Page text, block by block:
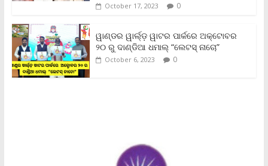
October 17, 2023 0
ୱାଣ୍ଡର ୱାର୍ଲ୍‌ଡ଼ ୱାଟର ପାର୍କରେ ଅକ୍ଟୋବର
୨୦ ରୁ ଦାଣ୍ଡିଆ ଧମାଲ୍ “ଲେଟସ୍ ନାଚୋ”
October 6, 2023 0